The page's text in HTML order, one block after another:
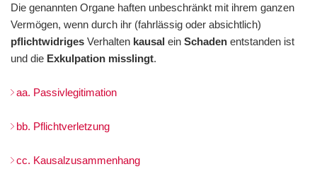
cc. Kausalzusammenhang
dd. Verschulden
Die genannten Organe haften unbeschränkt mit ihrem ganzen
Vermögen, wenn durch ihr (fahrlässig oder absichtlich)
pflichtwidriges Verhalten kausal ein Schaden entstanden ist
und die Exkulpation misslingt.
aa. Passivlegitimation
bb. Pflichtverletzung
cc. Kausalzusammenhang